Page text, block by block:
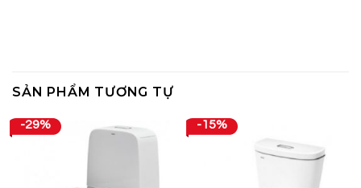
SẢN PHẨM TƯƠNG TỰ
-29% -15%